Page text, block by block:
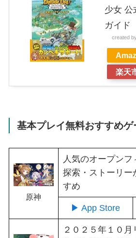
少女 公
ガイド
created
楽天
基本プレイ無料おすすめゲ
原神
人気のオープンフ
探索・ストーリー
すめ
▶ App Store
２０２５年１０月